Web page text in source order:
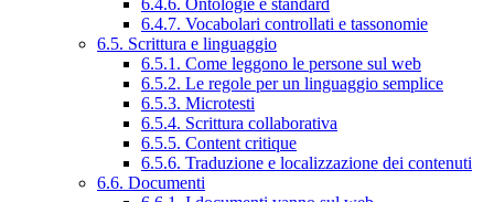
6.4.6. Ontologie e standard
6.4.7. Vocabolari controllati e tassonomie
6.5. Scrittura e linguaggio
6.5.1. Come leggono le persone sul web
6.5.2. Le regole per un linguaggio semplice
6.5.3. Microtesti
6.5.4. Scrittura collaborativa
6.5.5. Content critique
6.5.6. Traduzione e localizzazione dei contenuti
6.6. Documenti